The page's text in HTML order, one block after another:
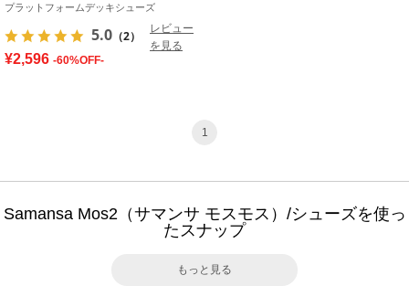
プラットフォームデッキシューズ
5.0 （2）
レビュー
を見る
¥2,596 -60%OFF-
1
Samansa Mos2（サマンサ モスモス）/シューズを使っ
たスナップ
もっと見る